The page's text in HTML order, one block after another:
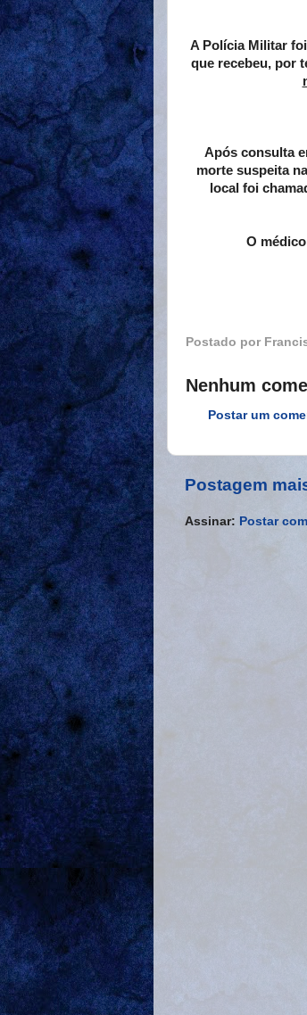
A Polícia Militar
que recebeu, por
Após consulta
morte suspeita
local foi
O
Postado por
Nenhum
Postar um
Postagem
Assinar: Postar